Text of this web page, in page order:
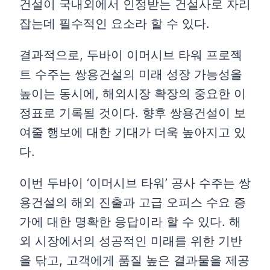
건설이 국내외에서 인정받는 건설사로 자리
잡는데 필수적인 요소라 할 수 있다.
결과적으로, 두바이 이머시브 타워 프로젝
트 수주는 쌍용건설의 미래 성장 가능성을
높이는 동시에, 해외시장 확장의 중요한 이
정표로 기록될 것이다. 향후 쌍용건설이 보
여줄 행보에 대한 기대가 더욱 높아지고 있
다.
이번 두바이 ‘이머시브 타워’ 공사 수주는 쌍
용건설의 해외 진출과 고급 오피스 수요 증
가에 대한 명확한 응답이라 할 수 있다. 해
외 시장에서의 성공적인 미래를 위한 기반
을 닦고, 고객에게 품질 높은 결과물을 제공